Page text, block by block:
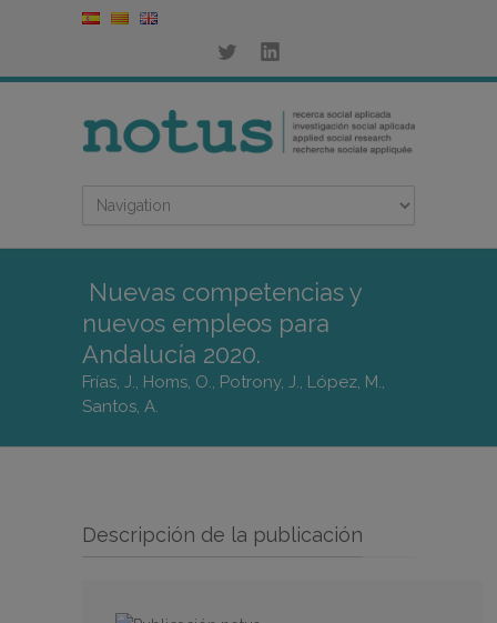
Nuevas competencias y
nuevos empleos para
Andalucía 2020.
Frías, J., Homs, O., Potrony, J., López, M.,
Santos, A.
Descripción de la publicación